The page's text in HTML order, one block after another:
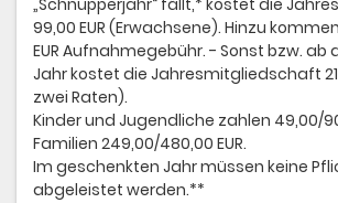
„Schnupperjahr“ fällt,* kostet die
99,00 EUR (Erwachsene). Hinzu
EUR Aufnahmegebühr. - Sonst bzw. ab
Jahr kostet die Jahresmitgliedschaft
zwei Raten).
Kinder und Jugendliche zahlen 49,00/
Familien 249,00/480,00 EUR.
Im geschenkten Jahr müssen keine
abgeleistet werden.**